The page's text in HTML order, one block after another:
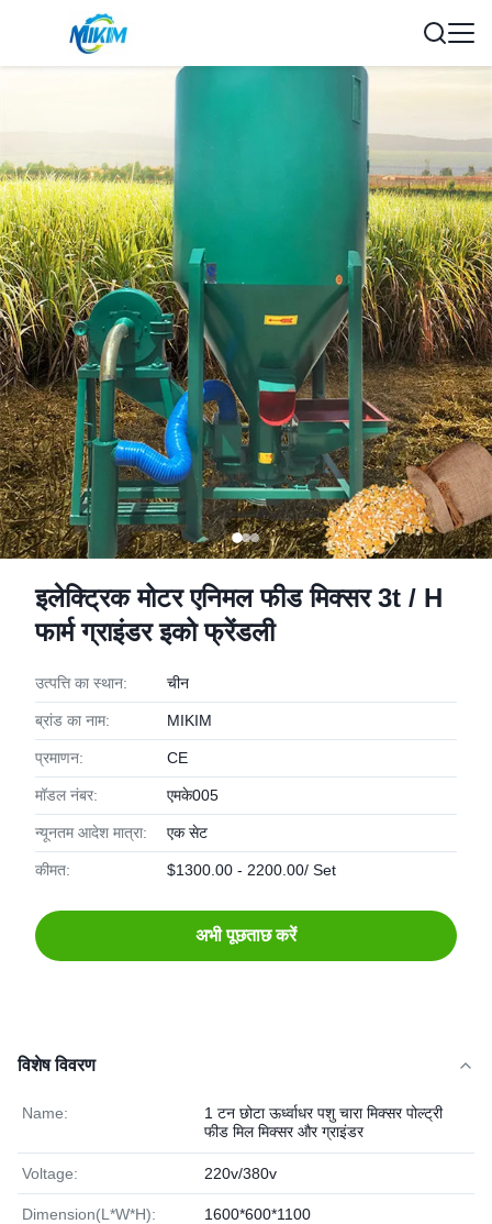
इलेक्ट्रिक मोटर एनिमल फीड मिक्सर 3t / H
फार्म ग्राइंडर इको फ्रेंडली
उत्पत्ति का स्थान: चीन
ब्रांड का नाम: MIKIM
प्रमाणन: CE
मॉडल नंबर: एमके005
न्यूनतम आदेश मात्रा: एक सेट
कीमत: $1300.00 - 2200.00/ Set
अभी पूछताछ करें
विशेष विवरण
Name:
1 टन छोटा ऊर्ध्वाधर पशु चारा मिक्सर पोल्ट्री
फीड मिल मिक्सर और ग्राइंडर
Voltage: 220v/380v
Dimension(L*W*H): 1600*600*1100